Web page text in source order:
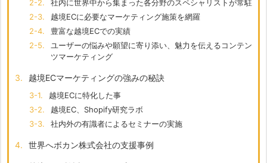
2-2.
社内に世界中から集まった各分野のスペシャリストが常駐
2-3.
越境ECに必要なマーケティング施策を網羅
2-4.
豊富な越境ECでの実績
2-5.
ユーザーの悩みや願望に寄り添い、魅力を伝えるコンテン
ツマーケティング
3. 越境ECマーケティングの強みの秘訣
3-1.
越境ECに特化した事
3-2.
越境EC、Shopify研究ラボ
3-3.
社内外の有識者によるセミナーの実施
4. 世界へボカン株式会社の支援事例